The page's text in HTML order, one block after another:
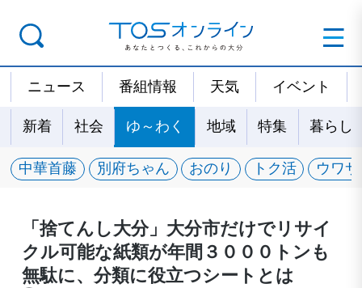
ニュース 番組情報 天気 イベント
新着 社会 ゆ～わく 地域 特集 暮らし
中華首藤 別府ちゃん おのり トク活 ウワ
「捨てんし大分」大分市だけでリサイ
クル可能な紙類が年間３０００トンも
無駄に、分類に役立つシートとは